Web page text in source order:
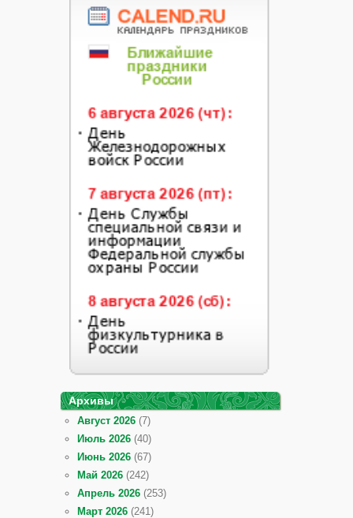
Архивы
Август 2026 (7)
Июль 2026 (40)
Июнь 2026 (67)
Май 2026 (242)
Апрель 2026 (253)
Март 2026 (241)